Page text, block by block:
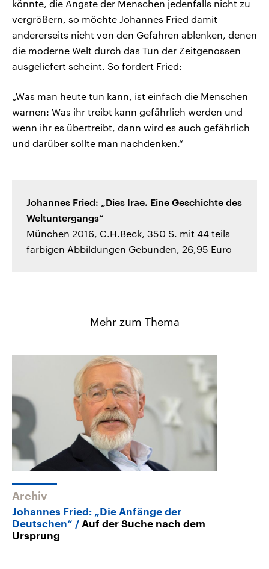
könnte, die Ängste der Menschen jedenfalls nicht zu
vergrößern, so möchte Johannes Fried damit
andererseits nicht von den Gefahren ablenken, denen
die moderne Welt durch das Tun der Zeitgenossen
ausgeliefert scheint. So fordert Fried:
„Was man heute tun kann, ist einfach die Menschen
warnen: Was ihr treibt kann gefährlich werden und
wenn ihr es übertreibt, dann wird es auch gefährlich
und darüber sollte man nachdenken.“
Johannes Fried: „Dies Irae. Eine Geschichte des
Weltuntergangs“
München 2016, C.H.Beck, 350 S. mit 44 teils
farbigen Abbildungen Gebunden, 26,95 Euro
Mehr zum Thema
Archiv
Johannes Fried: „Die Anfänge der
Deutschen“
Auf der Suche nach dem
Ursprung